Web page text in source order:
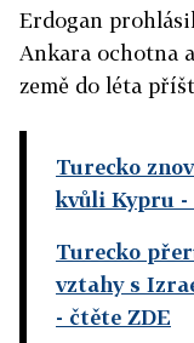
Erdogan
Ankara ochotna
země do léta
Turecko
kvůli Kypru -
Turecko
vztahy s
- čtěte ZDE